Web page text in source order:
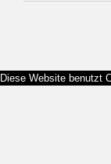
Diese Website benutzt